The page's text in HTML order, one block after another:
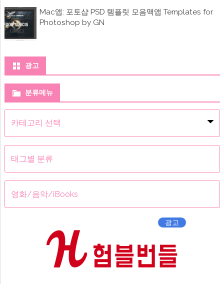
Mac앱: 포토샵 PSD 템플릿 모음맥앱 Templates for
Photoshop by GN
광고
분류메뉴
분
류
메
뉴
태그별 분류
영화/음악/iBooks
광고